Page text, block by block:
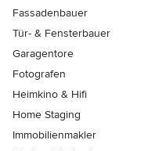
Fassadenbauer
Tür- & Fensterbauer
Garagentore
Fotografen
Heimkino & Hifi
Home Staging
Immobilienmakler